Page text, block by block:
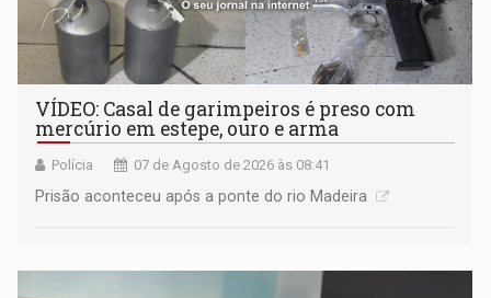
VÍDEO: Casal de garimpeiros é preso com
mercúrio em estepe, ouro e arma
Polícia 07 de Agosto de 2026 às 08:41
Prisão aconteceu após a ponte do rio Madeira